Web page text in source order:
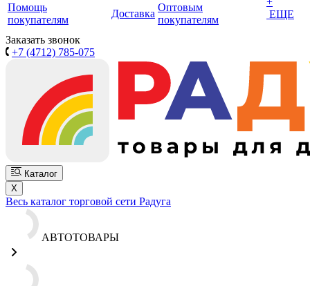
Помощь
покупателям
Доставка
Оптовым
покупателям
ЕЩЕ
Заказать звонок
+7 (4712) 785-075
Каталог
X
Весь каталог торговой сети Радуга
АВТОТОВАРЫ